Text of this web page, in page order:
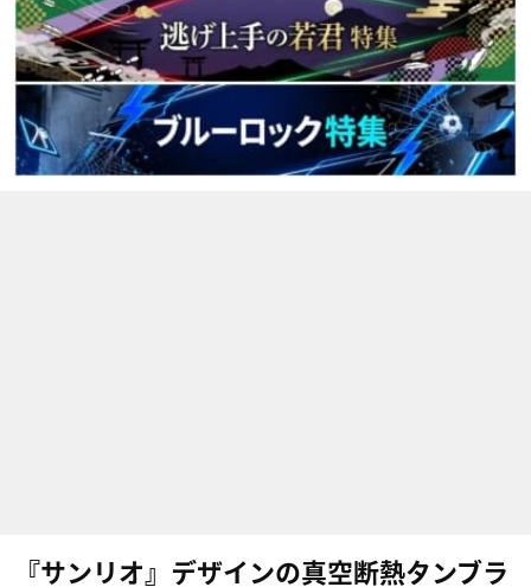
『サンリオ』デザインの真空断熱タンブラ